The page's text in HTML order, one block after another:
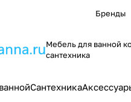
Бренды
Мебель для ванной
сантехника
Сантехника